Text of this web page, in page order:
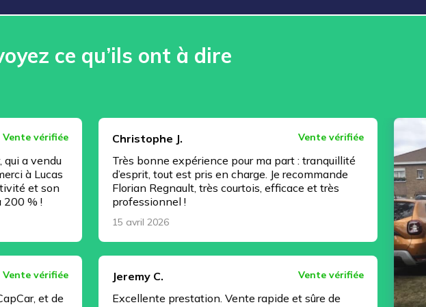
ce qu’ils ont à dire
Christophe J. Vente vérifiée
Très bonne expérience pour ma part : tranquillité
d’esprit, tout est pris en charge. Je recommande
Florian Regnault, très courtois, efficace et très
professionnel !
Jeremy C. Vente vérifiée
Excellente prestation. Vente rapide et sûre de